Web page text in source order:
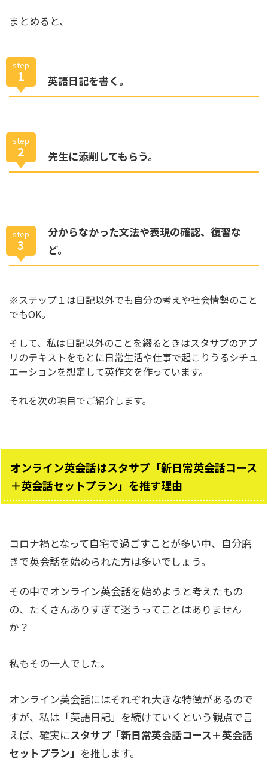
まとめると、
step
1 英語日記を書く。
step
2 先生に添削してもらう。
step
3
分からなかった文法や表現の確認、復習な
ど。
※ステップ１は日記以外でも自分の考えや社会情勢のこと
でもOK。
そして、私は日記以外のことを綴るときはスタサプのアプ
リのテキストをもとに日常生活や仕事で起こりうるシチュ
エーションを想定して英作文を作っています。
それを次の項目でご紹介します。
オンライン英会話はスタサプ「新日常英会話コース
＋英会話セットプラン」を推す理由
コロナ禍となって自宅で過ごすことが多い中、自分磨
きで英会話を始められた方は多いでしょう。
その中でオンライン英会話を始めようと考えたもの
の、たくさんありすぎて迷うってことはありません
か？
私もその一人でした。
オンライン英会話にはそれぞれ大きな特徴があるので
すが、私は「英語日記」を続けていくという観点で言
えば、確実にスタサプ「新日常英会話コース＋英会話
セットプラン」 を推します。